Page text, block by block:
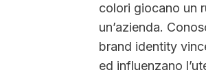
colori giocano un
un’azienda.
brand identity
ed influenzano